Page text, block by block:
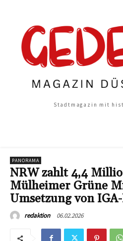
Stadtmagazin mit
PANORAMA
NRW zahlt 4,4
Mülheimer Grüne
Umsetzung von
redaktion 06.02.2026